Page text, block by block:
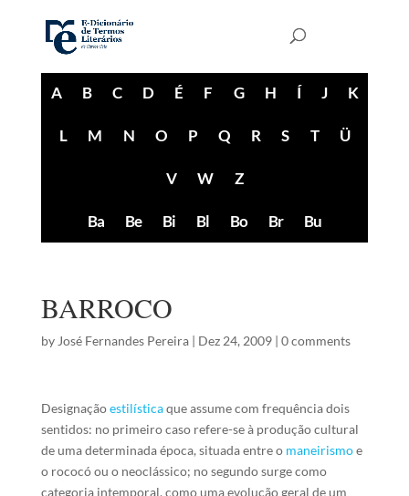
A B C D É F G H Í J K
L M N O P Q R S T Ü
V W Z
Ba Be Bi Bl Bo Br Bu
BARROCO
by José Fernandes Pereira| Dez 24, 2009| 0 comments
Designaçãoestilísticaque assume com frequência dois
sentidos: no primeiro caso refere-se à produção cultural
de uma determinada época, situada entre o maneirismoe
o rococó ou o neoclássico; no segundo surge como
categoria intemporal, como uma evolução geral de um